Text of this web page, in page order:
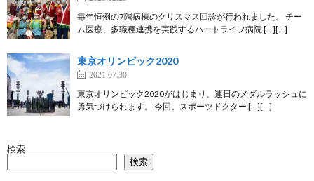
毎年恒例の7階病棟のクリスマス回診が行われました。 チー
ム医療、多職種連携を実践するハートライフ病院 […][…]
東京オリンピック2020
2021.07.30
東京オリンピック2020がはじまり、連日のメダルラッシュに
勇気づけられます。 今回、スポーツドクター […][…]
検索
検索